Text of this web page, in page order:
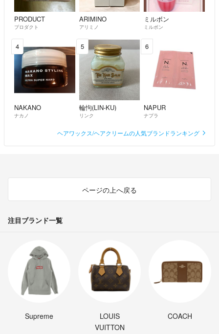
PRODUCT
プロダクト
ARIMINO
アリミノ
ミルボン
ミルボン
4
NAKANO
ナカノ
5
輪怐(LIN-KU)
リンク
6
NAPUR
ナプラ
ヘアワックス/ヘアクリームの人気ブランドランキング
ページの上へ戻る
注目ブランド一覧
Supreme
LOUIS
VUITTON
COACH